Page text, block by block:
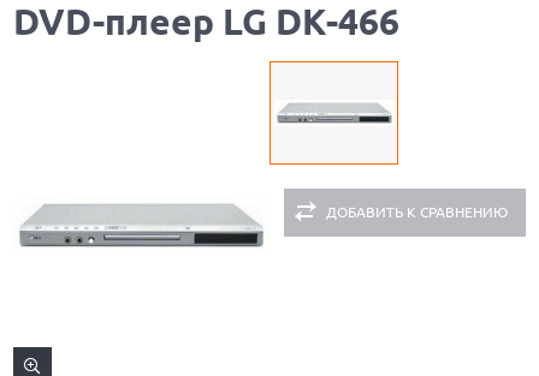
DVD-плеер LG DK-466
ДОБАВИТЬ К СРАВНЕНИЮ